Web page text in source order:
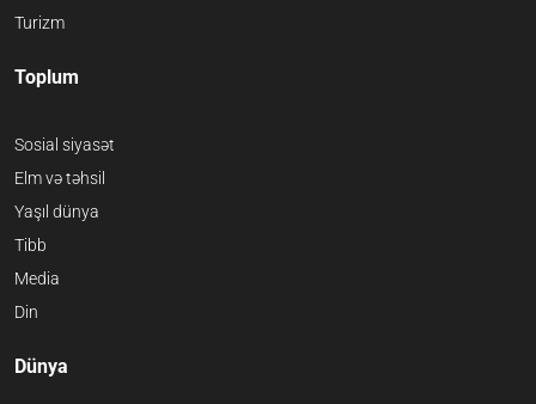
Turizm
Toplum
Sosial siyasət
Elm və təhsil
Yaşıl dünya
Tibb
Media
Din
Dünya